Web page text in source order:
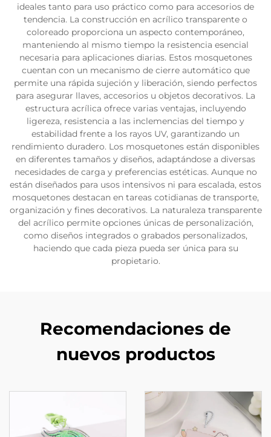
ideales tanto para uso práctico como para accesorios de
tendencia. La construcción en acrílico transparente o
coloreado proporciona un aspecto contemporáneo,
manteniendo al mismo tiempo la resistencia esencial
necesaria para aplicaciones diarias. Estos mosquetones
cuentan con un mecanismo de cierre automático que
permite una rápida sujeción y liberación, siendo perfectos
para asegurar llaves, accesorios u objetos decorativos. La
estructura acrílica ofrece varias ventajas, incluyendo
ligereza, resistencia a las inclemencias del tiempo y
estabilidad frente a los rayos UV, garantizando un
rendimiento duradero. Los mosquetones están disponibles
en diferentes tamaños y diseños, adaptándose a diversas
necesidades de carga y preferencias estéticas. Aunque no
están diseñados para usos intensivos ni para escalada, estos
mosquetones destacan en tareas cotidianas de transporte,
organización y fines decorativos. La naturaleza transparente
del acrílico permite opciones únicas de personalización,
como diseños integrados o grabados personalizados,
haciendo que cada pieza pueda ser única para su
propietario.
Recomendaciones de
nuevos productos